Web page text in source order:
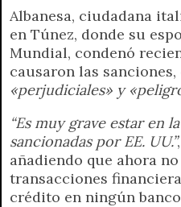
Albanesa, ciudadana
en Túnez, donde su
Mundial, condenó
causaron las
«perjudiciales» y
“Es muy grave estar en
sancionadas por EE. UU.”
añadiendo que ahora
transacciones
crédito en ningún